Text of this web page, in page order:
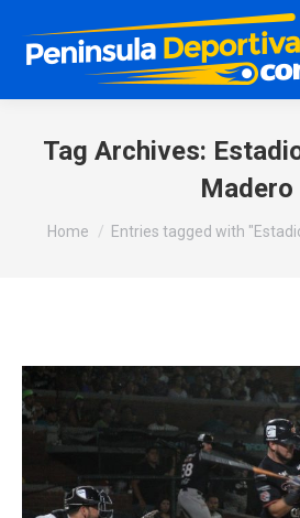
Tag Archives:
Madero
You are here:
Home Entries tagged with